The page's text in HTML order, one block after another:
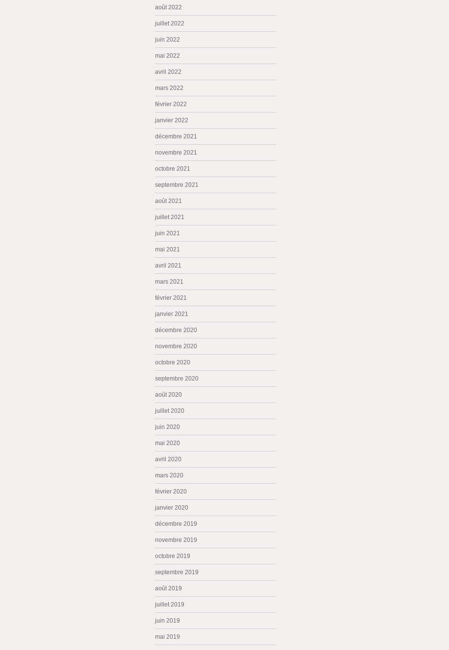
août 2022
juillet 2022
juin 2022
mai 2022
avril 2022
mars 2022
février 2022
janvier 2022
décembre 2021
novembre 2021
octobre 2021
septembre 2021
août 2021
juillet 2021
juin 2021
mai 2021
avril 2021
mars 2021
février 2021
janvier 2021
décembre 2020
novembre 2020
octobre 2020
septembre 2020
août 2020
juillet 2020
juin 2020
mai 2020
avril 2020
mars 2020
février 2020
janvier 2020
décembre 2019
novembre 2019
octobre 2019
septembre 2019
août 2019
juillet 2019
juin 2019
mai 2019